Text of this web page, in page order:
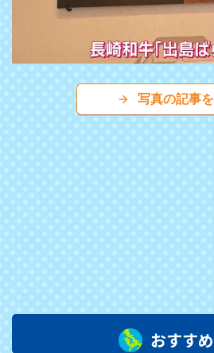
写真の記事
おすす